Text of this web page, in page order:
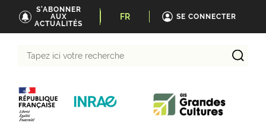
S'ABONNER
AUX
ACTUALITÉS
FR SE CONNECTER